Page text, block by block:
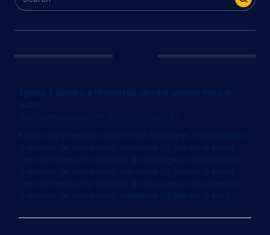
Sgarbi, il quadro e l’inchiesta: «Anche questa finirà in
nulla»
on 13/05/2024 at 06:07
Il caso del presunto Valentin de Boulogne, caravaggista
francese: se fosse vero, varrebbe 5,5 milioni di euroIl
caso del presunto Valentin de Boulogne, caravaggista
francese: se fosse vero, varrebbe 5,5 milioni di euroIl
caso del presunto Valentin de Boulogne, caravaggista
francese: se fosse vero, varrebbe 5,5 milioni di euro